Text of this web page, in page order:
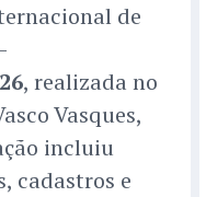
de
, realizada no
Vasques,
incluiu
cadastros e